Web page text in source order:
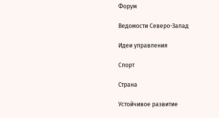
Форум
Ведомости Северо-Запад
Идеи управления
Спорт
Страна
Устойчивое развитие